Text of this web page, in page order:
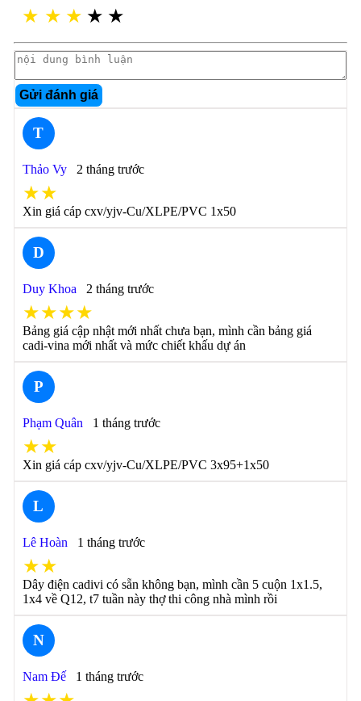
★ ★ ★ ★ ★
Gửi đánh giá
T
Thảo Vy 2 tháng trước
★★
Xin giá cáp cxv/yjv-Cu/XLPE/PVC 1x50
D
Duy Khoa 2 tháng trước
★★★★
Bảng giá cập nhật mới nhất chưa bạn, mình cần bảng giá
cadi-vina mới nhất và mức chiết khấu dự án
P
Phạm Quân 1 tháng trước
★★
Xin giá cáp cxv/yjv-Cu/XLPE/PVC 3x95+1x50
L
Lê Hoàn 1 tháng trước
★★
Dây điện cadivi có sẵn không bạn, mình cần 5 cuộn 1x1.5,
1x4 về Q12, t7 tuần này thợ thi công nhà mình rồi
N
Nam Đế 1 tháng trước